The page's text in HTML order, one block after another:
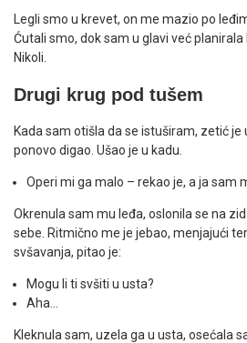
Legli smo u krevet, on me mazio po
Ćutali smo, dok sam u glavi već
Nikoli.
Drugi krug pod tušem
Kada sam otišla da se istuširam, zetić je
ponovo digao. Ušao je u kadu.
Operi mi ga malo – rekao je, a ja sam
Okrenula sam mu leđa, oslonila se na
sebe. Ritmično me je jebao, menjajući
svšavanja, pitao je:
Mogu li ti svšiti u usta?
Aha…
Kleknula sam, uzela ga u usta, osećala